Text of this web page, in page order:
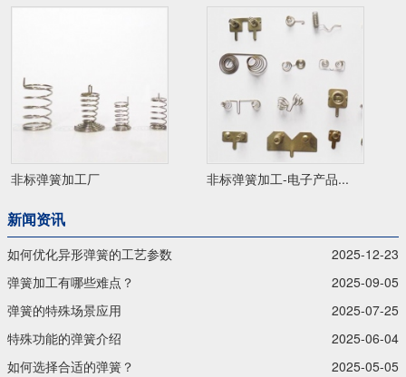
非标弹簧加工厂 非标弹簧加工-电子产品...
新闻资讯
如何优化异形弹簧的工艺参数
2025-12-23
弹簧加工有哪些难点？
2025-09-05
弹簧的特殊场景应用
2025-07-25
特殊功能的弹簧介绍
2025-06-04
如何选择合适的弹簧？
2025-05-05